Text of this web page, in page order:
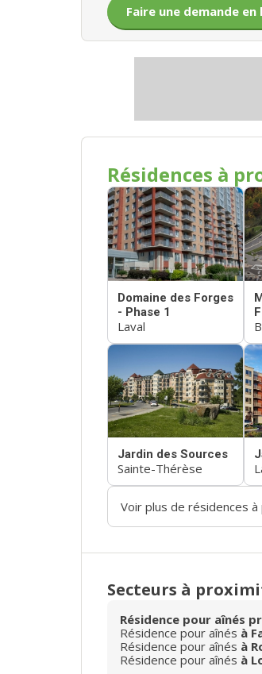
Faire une demande en
Résidences à
Domaine des Forges
- Phase 1
Laval
Jardin des Sources
Sainte-Thérèse
Voir plus de résidences
Secteurs à
Résidence pour aînés
Résidence pour aînés à
Résidence pour aînés à
Résidence pour aînés à